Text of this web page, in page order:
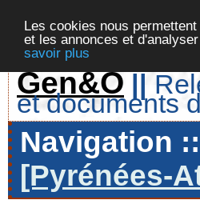
Les cookies nous
et les annonces et
savoir plus
Gen&O ||
et documents
Navigation ::
[Pyrénées-